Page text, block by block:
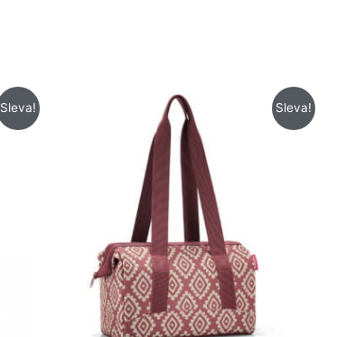
Sleva! Sleva!
Původní
479 Kč.
Aktuální
cena
je:
379 Kč.